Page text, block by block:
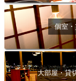
個室
大部屋・貸